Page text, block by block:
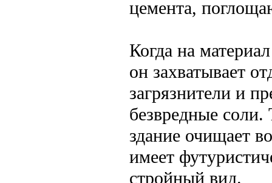
цемента,
Когда на
он захватывает
загрязнители и
безвредные
здание очищает
имеет
стройный вид.